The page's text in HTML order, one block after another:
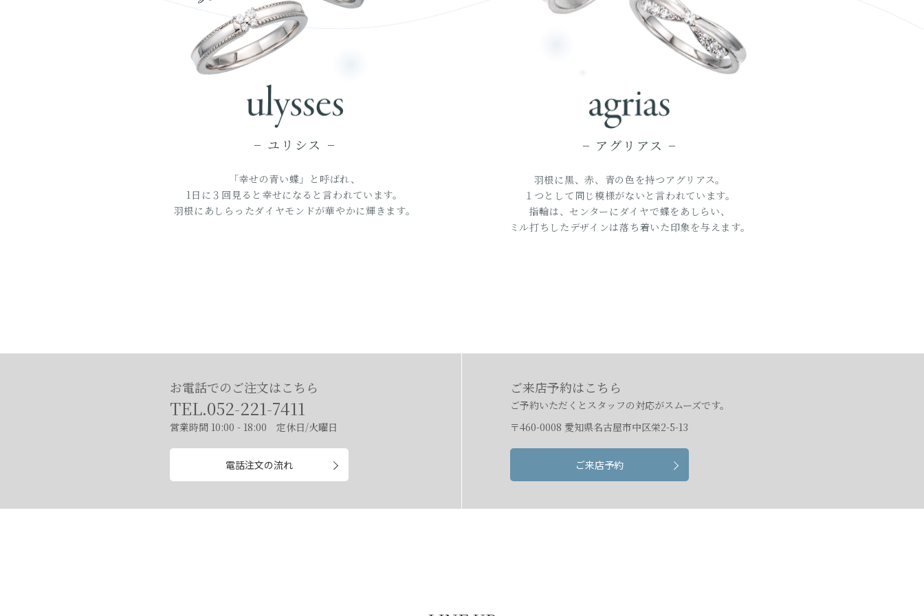
− ユリシス −
「幸せの青い蝶」と呼ばれ、
1日に３回見ると幸せになると言われています。
羽根にあしらったダイヤモンドが華やかに輝きます。
− アグリアス −
羽根に黒、赤、青の色を持つアグリアス。
１つとして同じ模様がないと言われています。
指輪は、センターにダイヤで蝶をあしらい、
ミル打ちしたデザインは落ち着いた印象を与えます。
お電話でのご注文はこちら
TEL.052-221-7411
営業時間 10:00 - 18:00 定休日/火曜日
電話注文の流れ
ご来店予約はこちら
ご予約いただくとスタッフの対応がスムーズです。
〒460-0008 愛知県名古屋市中区栄2-5-13
ご来店予約